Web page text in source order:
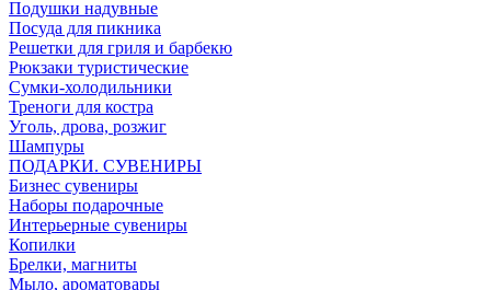
Подушки надувные
Посуда для пикника
Решетки для гриля и барбекю
Рюкзаки туристические
Сумки-холодильники
Треноги для костра
Уголь, дрова, розжиг
Шампуры
ПОДАРКИ. СУВЕНИРЫ
Бизнес сувениры
Наборы подарочные
Интерьерные сувениры
Копилки
Брелки, магниты
Мыло, ароматовары